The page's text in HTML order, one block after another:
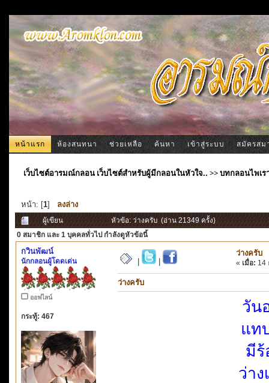
หน้าแรก ห้องสนทนา ช่วยเหลือ ค้นหา เข้าสู่ระบบ สมัครสม
เว็บไซต์อารมณ์กลอน เว็บไซต์สำหรับผู้มีกลอนในหัวใจ.. >>บทกลอนไพเร
หน้า: [1] ลงล่าง
ผู้เขียน
หัวข้อ: ว่างครับ (อ่าน 21349 ครั้ง)
0 สมาชิก และ 1 บุคคลทั่วไป กำลังดูหัวข้อนี้
กวินพัฒน์
นักกลอนผู้โดดเด่น
ออฟไลน์
กระทู้: 467
ว่างครับ
« เมื่อ: 14
ว่างครับ
วัน
แท
มี
ว่า